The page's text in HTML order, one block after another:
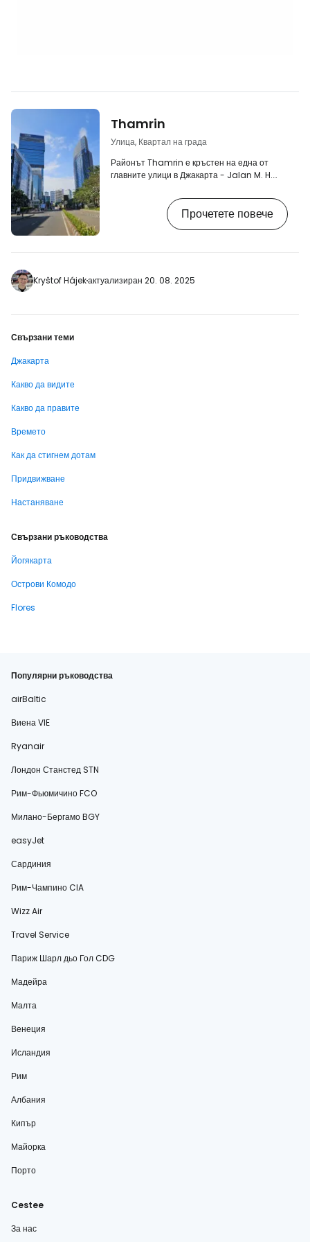
Thamrin
Улица, Квартал на града
Районът Thamrin е кръстен на една от
главните улици в Джакарта - Jalan M. H.
с много небостъргачи, търговски центрове и
луксозни хотели. [btn "10 най-добри хотела
намира около метростанциите и жп гарата
Dukuh Atas и Sudirman, където има най-
Прочетете повече
Kryštof Hájekактуализиран 20. 08. 2025
Свързани теми
Джакарта
Какво да видите
Какво да правите
Времето
Как да стигнем дотам
Придвижване
Настаняване
Свързани ръководства
Йогякарта
Острови Комодо
Flores
Популярни ръководства
airBaltic
Виена VIE
Ryanair
Лондон Станстед STN
Рим-Фьюмичино FCO
Милано-Бергамо BGY
easyJet
Сардиния
Рим-Чампино CIA
Wizz Air
Travel Service
Париж Шарл дьо Гол CDG
Мадейра
Малта
Венеция
Исландия
Рим
Албания
Кипър
Майорка
Порто
Cestee
За нас